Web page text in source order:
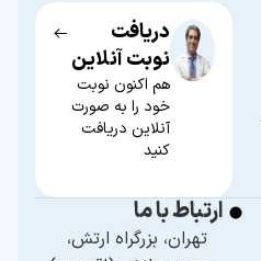
دریافت
نوبت آنلاین
هم اکنون نوبت
خود را به صورت
آنلاین دریافت
کنید
ارتباط با ما
تهران، بزرگراه ارتش،